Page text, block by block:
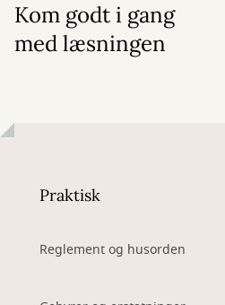
Kom godt i gang
med læsningen
Praktisk
Reglement og husorden